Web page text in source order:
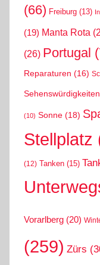
(66) Freiburg (13)
(19) Manta Rota
(26) Portugal
Reparaturen (16)
Sehenswürdigkeiten
(10) Sonne (18)
Stellplatz
(12) Tanken (15)
Vorarlberg (20)
(259) Zürs